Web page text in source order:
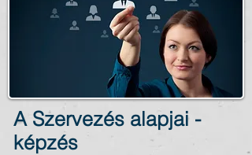
A Szervezés alapjai -
képzés